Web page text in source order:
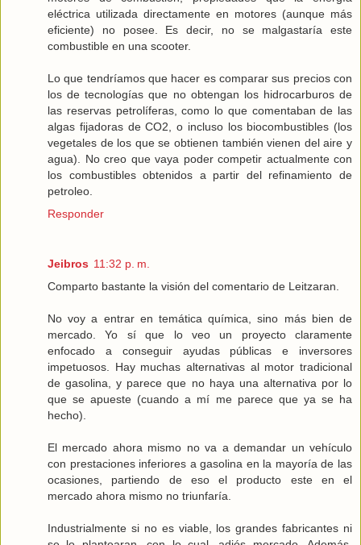
eléctrica utilizada directamente en motores (aunque más
eficiente) no posee. Es decir, no se malgastaría este
combustible en una scooter.
Lo que tendríamos que hacer es comparar sus precios con
los de tecnologías que no obtengan los hidrocarburos de
las reservas petrolíferas, como lo que comentaban de las
algas fijadoras de CO2, o incluso los biocombustibles (los
vegetales de los que se obtienen también vienen del aire y
agua). No creo que vaya poder competir actualmente con
los combustibles obtenidos a partir del refinamiento de
petroleo.
Responder
Jeibros 11:32 p. m.
Comparto bastante la visión del comentario de Leitzaran.
No voy a entrar en temática química, sino más bien de
mercado. Yo sí que lo veo un proyecto claramente
enfocado a conseguir ayudas públicas e inversores
impetuosos. Hay muchas alternativas al motor tradicional
de gasolina, y parece que no haya una alternativa por lo
que se apueste (cuando a mí me parece que ya se ha
hecho).
El mercado ahora mismo no va a demandar un vehículo
con prestaciones inferiores a gasolina en la mayoría de las
ocasiones, partiendo de eso el producto este en el
mercado ahora mismo no triunfaría.
Industrialmente si no es viable, los grandes fabricantes ni